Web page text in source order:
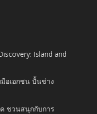
Island and
อเอกชน ปั้นช่าง
ค ชวนสนุกกับการ